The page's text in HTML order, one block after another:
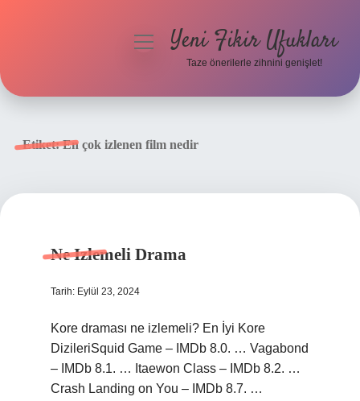
menüyüYeni Fikir Ufukları
Taze önerilerle zihnini genişlet!
Etiket:En çok izlenen film nedir
Ne Izlemeli Drama
Tarih: Eylül 23, 2024
Kore draması ne izlemeli? En İyi Kore
DizileriSquid Game – IMDb 8.0. … Vagabond
– IMDb 8.1. … Itaewon Class – IMDb 8.2. …
Crash Landing on You – IMDb 8.7. …